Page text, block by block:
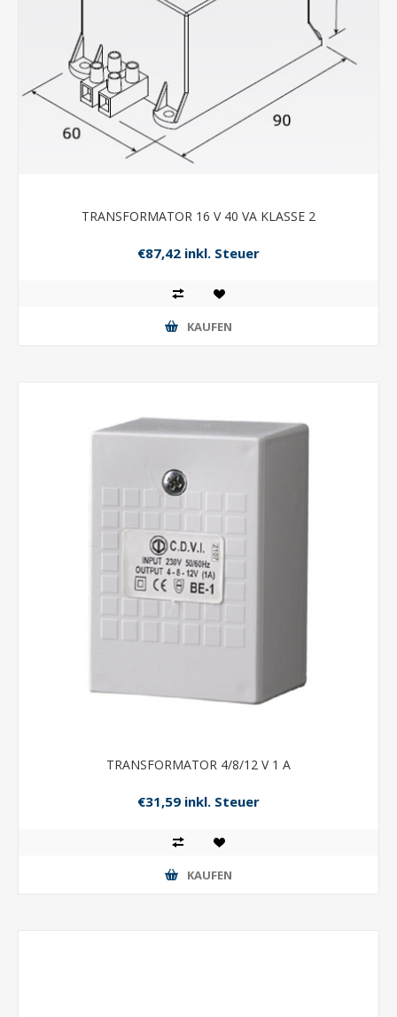
TRANSFORMATOR 16 V 40 VA KLASSE 2
€87,42 inkl. Steuer
KAUFEN
TRANSFORMATOR 4/8/12 V 1 A
€31,59 inkl. Steuer
KAUFEN